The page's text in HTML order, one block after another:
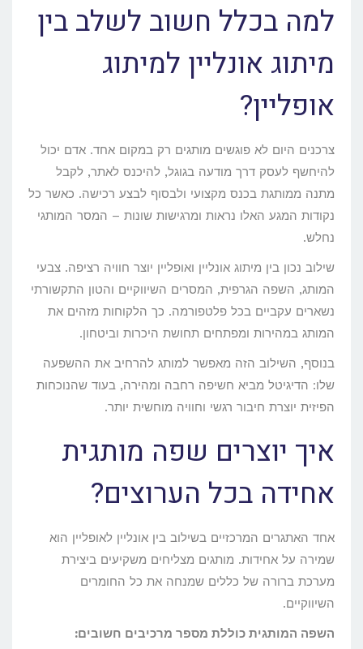
למה בכלל חשוב לשלב בין
מיתוג אונליין למיתוג
אופליין?
צרכנים היום לא פוגשים מותגים רק במקום אחד. אדם יכול
להיחשף לעסק דרך מודעה בגוגל, להיכנס לאתר, לקבל
מתנה ממותגת בכנס מקצועי ולבסוף לבצע רכישה. כאשר כל
נקודות המגע האלו נראות ומרגישות שונות – המסר המותגי
נחלש.
שילוב נכון בין מיתוג אונליין ואופליין יוצר חוויה רציפה. צבעי
המותג, השפה הגרפית, המסרים השיווקיים והטון התקשורתי
נשארים עקביים בכל פלטפורמה. כך הלקוחות מזהים את
המותג במהירות ומפתחים תחושת היכרות וביטחון.
בנוסף, השילוב הזה מאפשר למותג להרחיב את ההשפעה
שלו: הדיגיטל מביא חשיפה רחבה ומהירה, בעוד שהנוכחות
הפיזית יוצרת חיבור רגשי וחוויה מוחשית יותר.
איך יוצרים שפה מותגית
אחידה בכל הערוצים?
אחד האתגרים המרכזיים בשילוב בין אונליין לאופליין הוא
שמירה על אחידות. מותגים מצליחים משקיעים ביצירת
מערכת ברורה של כללים שמנחה את כל החומרים
השיווקיים.
השפה המותגית כוללת מספר מרכיבים חשובים: